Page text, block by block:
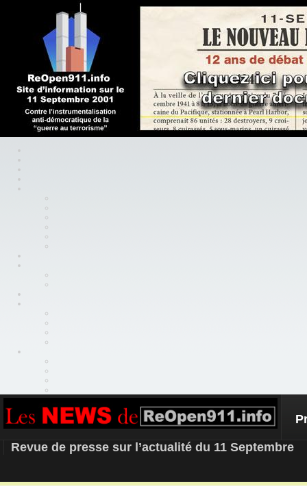
REOPEN911 – NEWS
Revue de presse sur l’actualité du 11 Septembre